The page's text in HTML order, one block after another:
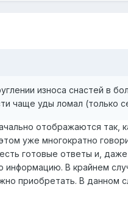
износа снастей в
чаще уды ломал (только
отображаются
уже многократно
готовые ответы и,
В крайнем
приобретать. В данном